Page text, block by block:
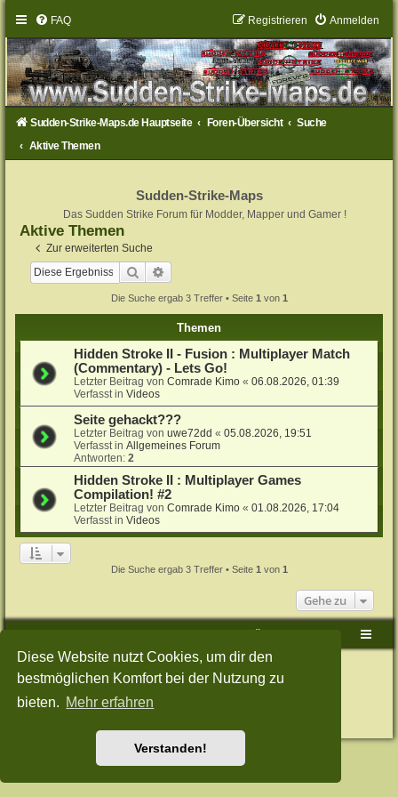
Diese Website nutzt Cookies, um dir den
bestmöglichen Komfort bei der Nutzung zu
bieten. Mehr erfahren
Verstanden!
FAQ Anmelden
Registrieren
Sudden-Strike-Maps.de Hauptseite Foren-Übersicht
Suche
Aktive Themen
Sudden-Strike-Maps
Das Sudden Strike Forum für Modder, Mapper und Gamer !
Aktive Themen
Zur erweiterten Suche
Suche
Die Suche ergab 3 Treffer • Seite 1 von 1
Themen
Hidden Stroke II - Fusion : Multiplayer Match
(Commentary) - Lets Go!
Letzter Beitrag vonComrade Kimo «06.08.2026, 01:39
Verfasst inVideos
Seite gehackt???
Letzter Beitrag vonuwe72dd «05.08.2026, 19:51
Verfasst inAllgemeines Forum
Antworten:2
Hidden Stroke II : Multiplayer Games
Compilation! #2
Letzter Beitrag vonComrade Kimo «01.08.2026, 17:04
Verfasst inVideos
Die Suche ergab 3 Treffer • Seite 1 von 1
Gehe zu
Powered byphpBB ® Forum Software © phpBB Limited
Deutsche Übersetzung durchphpBB.de
Datenschutz |Nutzungsbedingungen